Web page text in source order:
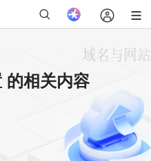
的相关内容